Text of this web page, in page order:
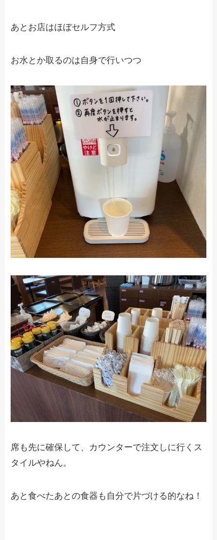
あとお店はほぼセルフ方式
お水とか取るのは自身で行いつつ
席も先に確保して、カウンターで注文しに行くス
タイルやねん。
あと食べたあとの食器も自分で片づける的なね！